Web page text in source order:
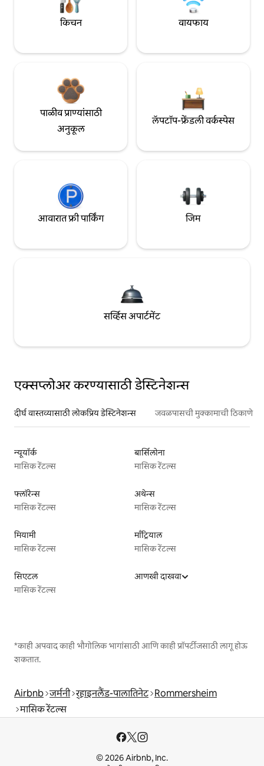
किचन वायफाय
पाळीव प्राण्यांसाठी
अनुकूल
लॅपटॉप-फ्रेंडली वर्कस्पेस
आवारात फ्री पार्किंग जिम
सर्व्हिस अपार्टमेंट
एक्सप्लोअर करण्यासाठी डेस्टिनेशन्स
दीर्घ वास्तव्यासाठी लोकप्रिय डेस्टिनेशन्स जवळपासची मुक्कामाची ठिकाणे
न्यूयॉर्क
मासिक रेंटल्स
बार्सिलोना
मासिक रेंटल्स
फ्लॉरेन्स
मासिक रेंटल्स
अथेन्स
मासिक रेंटल्स
मियामी
मासिक रेंटल्स
माँट्रियाल
मासिक रेंटल्स
सिएटल
मासिक रेंटल्स
आणखी दाखवा
*काही अपवाद काही भौगोलिक भागांसाठी आणि काही प्रॉपर्टीजसाठी लागू होऊ
शकतात.
Airbnb जर्मनी र्‍हाइनलैंड-पालातिनेट Rommersheim
मासिक रेंटल्स
© 2026 Airbnb, Inc.